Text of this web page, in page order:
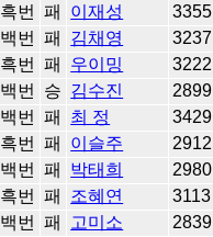
흑번 패 이재성 3355
백번 패 김채영 3237
흑번 패 우이밍 3222
백번 승 김수진 2899
백번 패 최 정 3429
흑번 패 이슬주 2912
백번 패 박태희 2980
흑번 패 조혜연 3113
백번 패 고미소 2839